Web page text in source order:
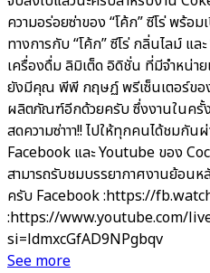
ความอร่อยซ่าของ “โค้ก” ซีโร่ พร้อ
ทางการกับ “โค้ก” ซีโร่ กลิ่นไลม์ แล
เครื่องดื่ม ลิมิเต็ด อิดิชั่น ที่มีจำหน่า
ยังมีคุณ พีพี กฤษฏ์ พรีเซ็นเตอร์ของ
ผลิตภัณฑ์อีกด้วยครับ ซึ่งงานในครั้ง
สดความซ่าาา!! ไปให้ทุกคนได้ชมกั
Facebook และ Youtube ของ
สามารถรับชมบรรยากาศงานย้อนห
ครับ Facebook :https://
:https://www.youtube.com/
si=ldmxcGfAD9NPgbqv
See more